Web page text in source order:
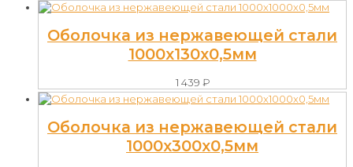
Оболочка из нержавеющей стали
1000х130х0,5мм
1 439 ₽
Оболочка из нержавеющей стали
1000х300х0,5мм